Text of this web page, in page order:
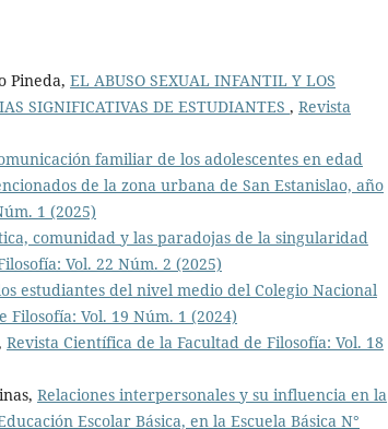
Pineda, EL ABUSO SEXUAL INFANTIL Y LOS
SIGNIFICATIVAS DE ESTUDIANTES , Revista
familiar de los adolescentes en edad
de la zona urbana de San Estanislao, año
1 (2025)
comunidad y las paradojas de la singularidad
Vol. 22 Núm. 2 (2025)
estudiantes del nivel medio del Colegio Nacional
Filosofía: Vol. 19 Núm. 1 (2024)
Revista Científica de la Facultad de Filosofía: Vol. 18
Relaciones interpersonales y su influencia en la
Escolar Básica, en la Escuela Básica N°